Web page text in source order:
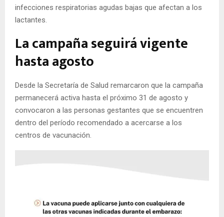
infecciones respiratorias agudas bajas que afectan a los
lactantes.
La campaña seguirá vigente
hasta agosto
Desde la Secretaría de Salud remarcaron que la campaña
permanecerá activa hasta el próximo 31 de agosto y
convocaron a las personas gestantes que se encuentren
dentro del período recomendado a acercarse a los
centros de vacunación.